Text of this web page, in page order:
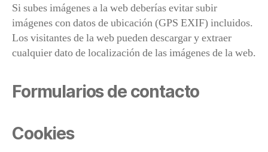
Si subes imágenes a la web deberías evitar subir
imágenes con datos de ubicación (GPS EXIF) incluidos.
Los visitantes de la web pueden descargar y extraer
cualquier dato de localización de las imágenes de la web.
Formularios de contacto
Cookies